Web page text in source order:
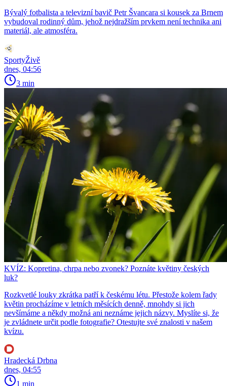
Bývalý fotbalista a televizní bavič Petr Švancara si kousek za Brnem
vybudoval rodinný dům, jehož nejdražším prvkem není technika ani
materiál, ale atmosféra.
SportyŽivě
dnes, 04:56
3 min
KVÍZ: Kopretina, chrpa nebo zvonek? Poznáte květiny českých
luk?
Rozkvetlé louky zkrátka patří k českému létu. Přestože kolem řady
květin procházíme v letních měsících denně, mnohdy si jich
nevšímáme a někdy možná ani neznáme jejich názvy. Myslíte si, že
je zvládnete určit podle fotografie? Otestujte své znalosti v našem
kvízu.
Hradecká Drbna
dnes, 04:55
1 min